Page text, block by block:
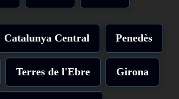
Catalunya Central Penedès
Terres de l'Ebre Girona